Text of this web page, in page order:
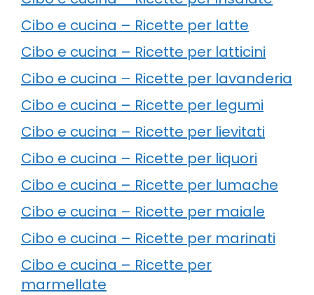
Cibo e cucina – Ricette per latte
Cibo e cucina – Ricette per latticini
Cibo e cucina – Ricette per lavanderia
Cibo e cucina – Ricette per legumi
Cibo e cucina – Ricette per lievitati
Cibo e cucina – Ricette per liquori
Cibo e cucina – Ricette per lumache
Cibo e cucina – Ricette per maiale
Cibo e cucina – Ricette per marinati
Cibo e cucina – Ricette per
marmellate